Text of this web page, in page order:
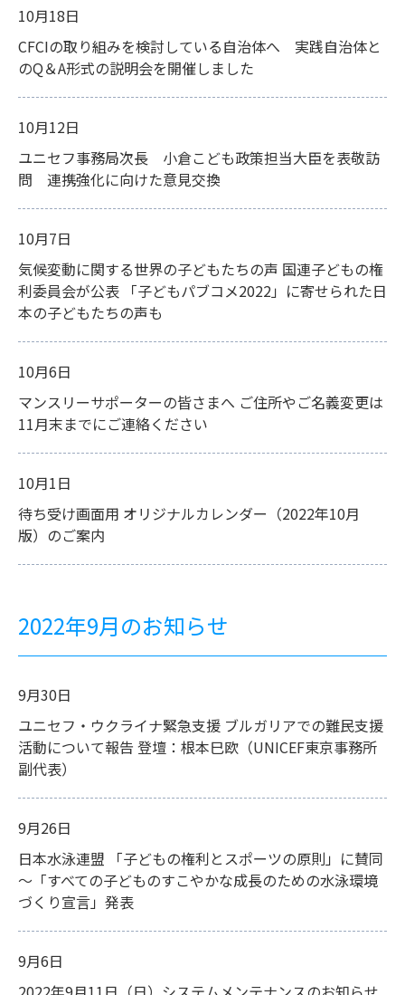
10月18日
CFCIの取り組みを検討している自治体へ 実践自治体と
のQ＆A形式の説明会を開催しました
10月12日
ユニセフ事務局次長 小倉こども政策担当大臣を表敬訪
問 連携強化に向けた意見交換
10月7日
気候変動に関する世界の子どもたちの声 国連子どもの権
利委員会が公表 「子どもパブコメ2022」に寄せられた日
本の子どもたちの声も
10月6日
マンスリーサポーターの皆さまへ ご住所やご名義変更は
11月末までにご連絡ください
10月1日
待ち受け画面用 オリジナルカレンダー（2022年10月
版）のご案内
2022年9月のお知らせ
9月30日
ユニセフ・ウクライナ緊急支援 ブルガリアでの難民支援
活動について報告 登壇：根本巳欧（UNICEF東京事務所
副代表）
9月26日
日本水泳連盟 「子どもの権利とスポーツの原則」に賛同
～「すべての子どものすこやかな成長のための水泳環境
づくり宣言」発表
9月6日